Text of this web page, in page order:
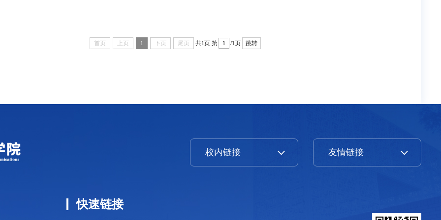
首页 上页 1 下页 尾页 共1页 第 /1页 跳转
校内链接 友情链接
快速链接